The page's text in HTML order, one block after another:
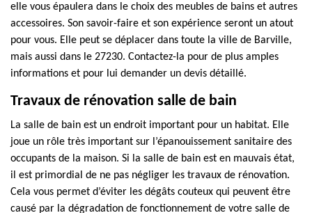
elle vous épaulera dans le choix des meubles de bains et autres
accessoires. Son savoir-faire et son expérience seront un atout
pour vous. Elle peut se déplacer dans toute la ville de Barville,
mais aussi dans le 27230. Contactez-la pour de plus amples
informations et pour lui demander un devis détaillé.
Travaux de rénovation salle de bain
La salle de bain est un endroit important pour un habitat. Elle
joue un rôle très important sur l’épanouissement sanitaire des
occupants de la maison. Si la salle de bain est en mauvais état,
il est primordial de ne pas négliger les travaux de rénovation.
Cela vous permet d’éviter les dégâts couteux qui peuvent être
causé par la dégradation de fonctionnement de votre salle de